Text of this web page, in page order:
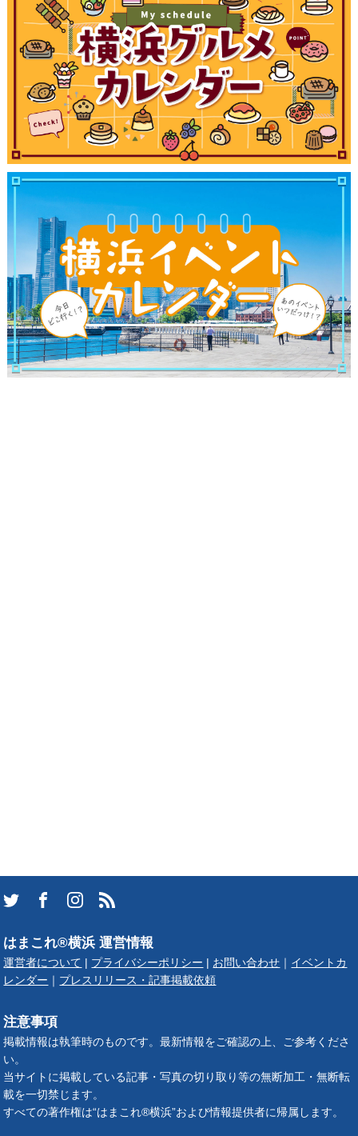
はまこれ®横浜 運営情報
運営者について プライバシーポリシー お問い合わせ
イベントカ
レンダー
プレスリリース・記事掲載依頼
注意事項
掲載情報は執筆時のものです。最新情報をご確認の上、ご参考くださ
い。
当サイトに掲載している記事・写真の切り取り等の無断加工・無断転
載を一切禁じます。
すべての著作権は“はまこれ®横浜”および情報提供者に帰属します。